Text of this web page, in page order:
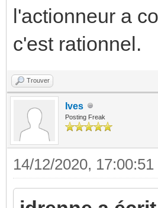
l'actionneur a
c'est rationnel.
Trouver
Ives
Posting Freak
14/12/2020, 17:00:51